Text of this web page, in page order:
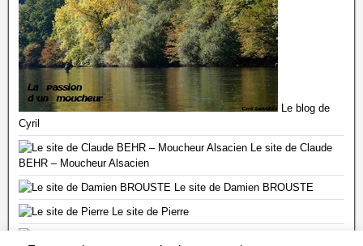
Le blog de
Cyril
Le site de Claude
BEHR – Moucheur Alsacien
Le site de Damien BROUSTE
Le site de Pierre